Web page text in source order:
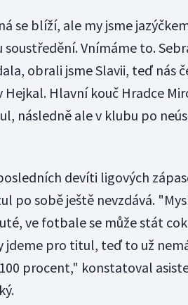
se blíží, ale my jsme
soustředění. Vnímáme to.
obrali jsme Slavii, teď nás
Hejkal. Hlavní kouč Hradce
následně ale v klubu po
devíti ligových
po sobě ještě nevzdává.
ve fotbale se může stát
jdeme pro titul, teď to už
procent," konstatoval